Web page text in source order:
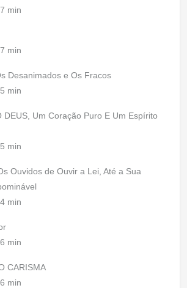
7 min
7 min
Desanimados e Os Fracos
5 min
DEUS, Um Coração Puro E Um Espírito
5 min
Ouvidos de Ouvir a Lei, Até a Sua
4 min
6 min
CARISMA
6 min